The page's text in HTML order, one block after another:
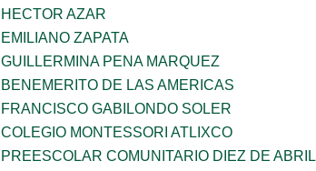
HECTOR AZAR
EMILIANO ZAPATA
GUILLERMINA PENA MARQUEZ
BENEMERITO DE LAS AMERICAS
FRANCISCO GABILONDO SOLER
COLEGIO MONTESSORI ATLIXCO
PREESCOLAR COMUNITARIO DIEZ DE ABRIL